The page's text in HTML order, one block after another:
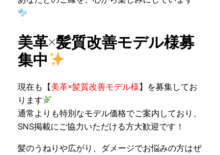
美革×髪質改善モデル様募
集中
現在も【 美革×髪質改善モデル様 】を募集してお
ります
通常よりも特別なモデル価格でご案内しており、
SNS掲載にご協力いただける方大歓迎です！
髪のうねりや広がり、ダメージでお悩みの方はぜ